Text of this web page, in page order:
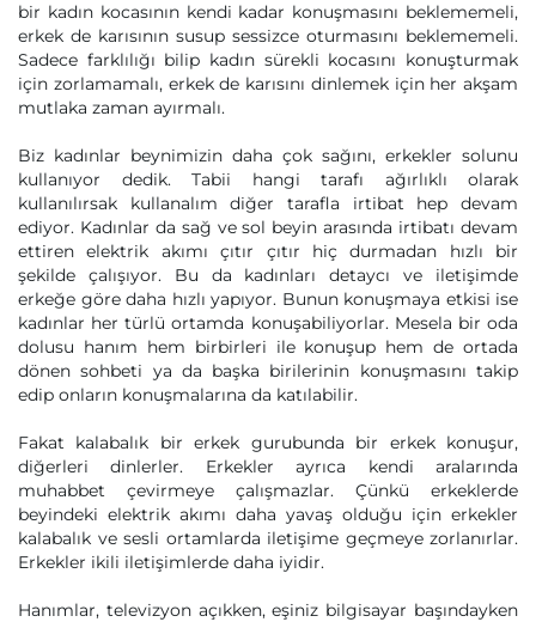
bir kadın kocasının kendi kadar konuşmasını beklememeli,
erkek de karısının susup sessizce oturmasını beklememeli.
Sadece farklılığı bilip kadın sürekli kocasını konuşturmak
için zorlamamalı, erkek de karısını dinlemek için her akşam
mutlaka zaman ayırmalı.
Biz kadınlar beynimizin daha çok sağını, erkekler solunu
kullanıyor dedik. Tabii hangi tarafı ağırlıklı olarak
kullanılırsak kullanalım diğer tarafla irtibat hep devam
ediyor. Kadınlar da sağ ve sol beyin arasında irtibatı devam
ettiren elektrik akımı çıtır çıtır hiç durmadan hızlı bir
şekilde çalışıyor. Bu da kadınları detaycı ve iletişimde
erkeğe göre daha hızlı yapıyor. Bunun konuşmaya etkisi ise
kadınlar her türlü ortamda konuşabiliyorlar. Mesela bir oda
dolusu hanım hem birbirleri ile konuşup hem de ortada
dönen sohbeti ya da başka birilerinin konuşmasını takip
edip onların konuşmalarına da katılabilir.
Fakat kalabalık bir erkek gurubunda bir erkek konuşur,
diğerleri dinlerler. Erkekler ayrıca kendi aralarında
muhabbet çevirmeye çalışmazlar. Çünkü erkeklerde
beyindeki elektrik akımı daha yavaş olduğu için erkekler
kalabalık ve sesli ortamlarda iletişime geçmeye zorlanırlar.
Erkekler ikili iletişimlerde daha iyidir.
Hanımlar, televizyon açıkken, eşiniz bilgisayar başındayken